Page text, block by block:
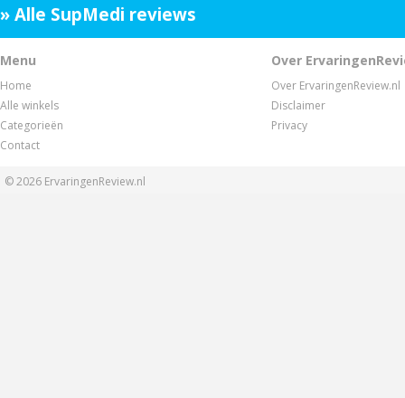
» Alle SupMedi reviews
Menu
Home
Alle winkels
Categorieën
Contact
Over
Over ErvaringenReview.nl
Disclaimer
Privacy
© 2026 ErvaringenReview.nl